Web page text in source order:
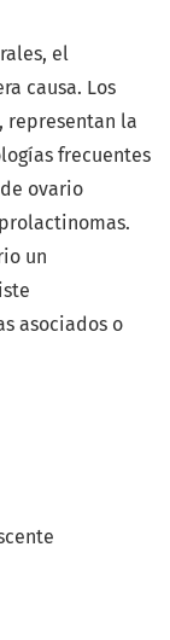
el
causa. Los
representan la
frecuentes
ovario
un
asociados o